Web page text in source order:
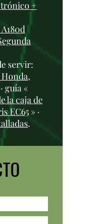
+
servir:
· guía «
la caja de
EC65 » ·
.